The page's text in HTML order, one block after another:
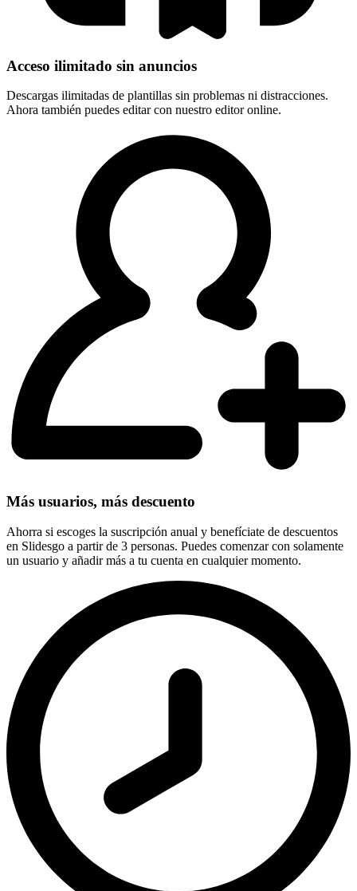
Acceso ilimitado sin anuncios
Descargas ilimitadas de plantillas sin problemas ni distracciones.
Ahora también puedes editar con nuestro editor online.
Más usuarios, más descuento
Ahorra si escoges la suscripción anual y benefíciate de descuentos
en Slidesgo a partir de 3 personas. Puedes comenzar con solamente
un usuario y añadir más a tu cuenta en cualquier momento.